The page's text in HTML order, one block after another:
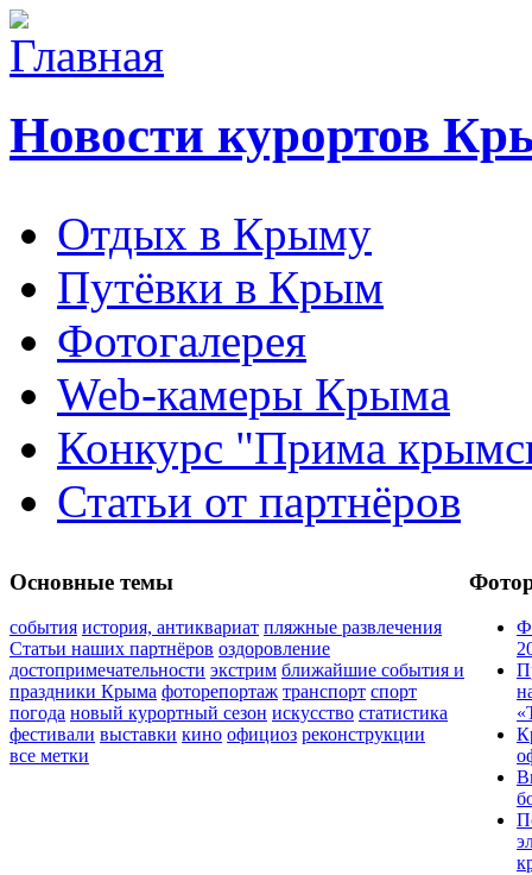
Новости курортов
Отдых в Крыму
Путёвки в Крым
Фотогалерея
Web-камеры Крыма
Конкурс "Прима
Статьи от партнёров
Основные темы
события история, антиквариат пляжные развлечения
Статьи наших партнёров оздоровление
достопримечательности экстрим ближайшие события и
праздники Крыма фоторепортаж транспорт спорт
погода новый курортный сезон искусство статистика
фестивали выставки кино официоз реконструкции
все метки